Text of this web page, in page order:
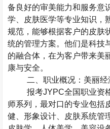
备良好的审美能力和服务意
学、皮肤医学等专业知识，
规范，能够根据客户的皮肤
统的管理方案。他们是科技
的融合体，在为客户带来美
康与安全。
二、职业概况：美丽
报考JYPC全国职业资
师系列，最对口的专业包括
健、形象设计、皮肤系统管